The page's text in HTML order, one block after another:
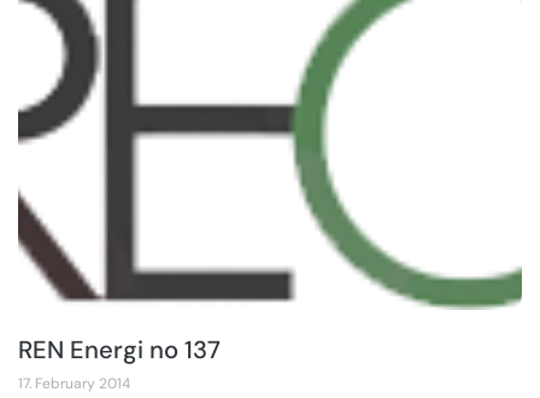
REN Energi no 137
17. February 2014